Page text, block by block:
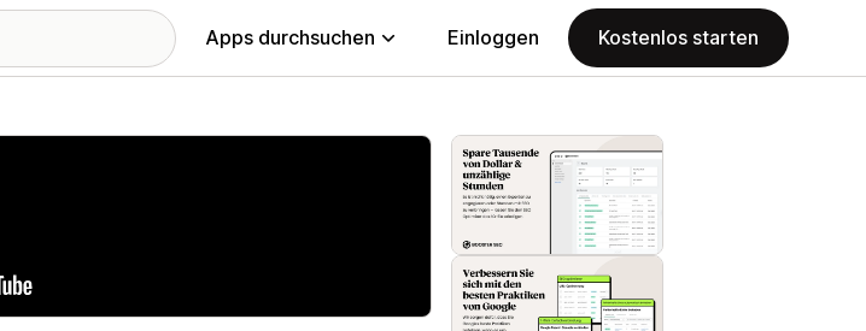
Apps durchsuchen Einloggen Kostenlos starten